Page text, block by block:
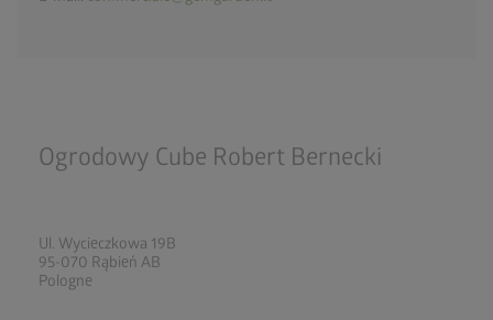
Ogrodowy Cube Robert Bernecki
Ul. Wycieczkowa 19B
95-070 Rąbień AB
Pologne